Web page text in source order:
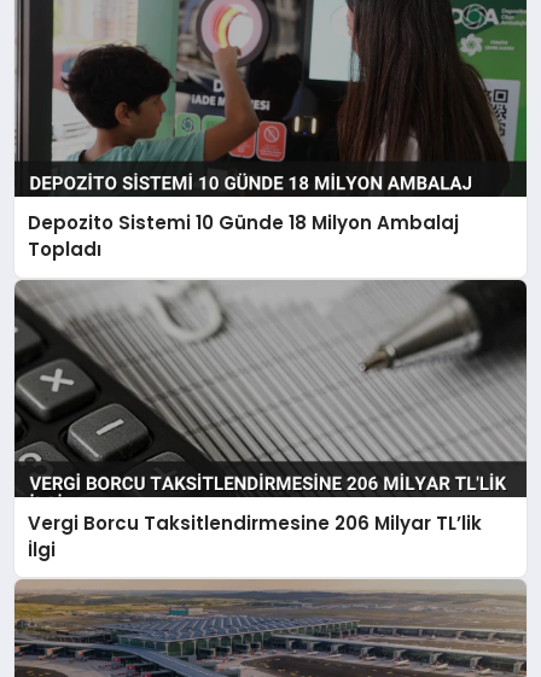
Depozito Sistemi 10 Günde 18 Milyon Ambalaj
Topladı
Vergi Borcu Taksitlendirmesine 206 Milyar TL’lik
İlgi